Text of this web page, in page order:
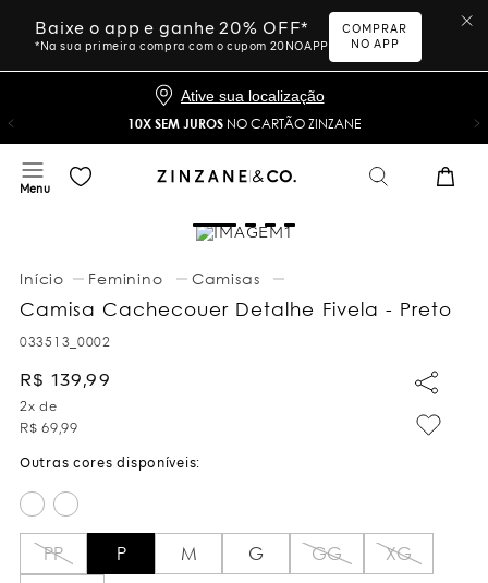
Baixe o app e ganhe 20% OFF*
*Na sua primeira compra com o cupom 20NOAPP
COMPRAR
NO APP
Ative sua localização
10X SEM JUROS NO CARTÃO ZINZANE
Feminino Camisas
Camisa Cachecouer Detalhe Fivela - Preto
033513_0002
R$ 139,99
2x de
R$ 69,99
PP P M G GG
XG